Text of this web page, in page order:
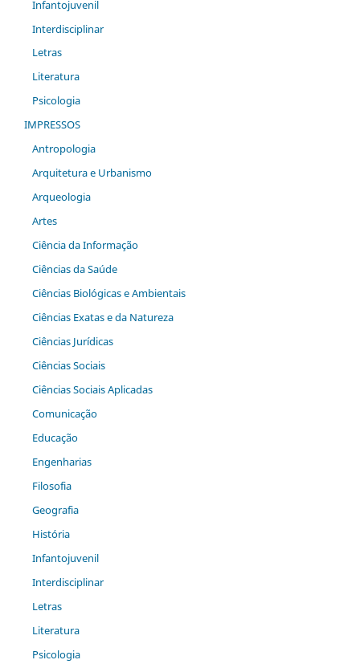
Infantojuvenil
Interdisciplinar
Letras
Literatura
Psicologia
IMPRESSOS
Antropologia
Arquitetura e Urbanismo
Arqueologia
Artes
Ciência da Informação
Ciências da Saúde
Ciências Biológicas e Ambientais
Ciências Exatas e da Natureza
Ciências Jurídicas
Ciências Sociais
Ciências Sociais Aplicadas
Comunicação
Educação
Engenharias
Filosofia
Geografia
História
Infantojuvenil
Interdisciplinar
Letras
Literatura
Psicologia